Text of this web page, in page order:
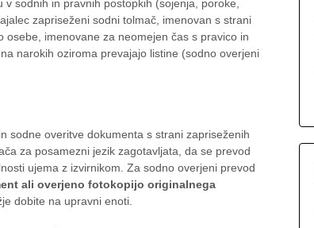
sodnih in pravnih postopkih (sojenja, poroke,
zapriseženi sodni tolmač, imenovan s strani
osebe, imenovane za neomejen čas s pravico in
narokih oziroma prevajajo listine (sodno overjeni
sodne overitve dokumenta s strani zapriseženih
za posamezni jezik zagotavljata, da se prevod
ujema z izvirnikom. Za sodno overjeni prevod
ali overjeno fotokopijo originalnega
dobite na upravni enoti.